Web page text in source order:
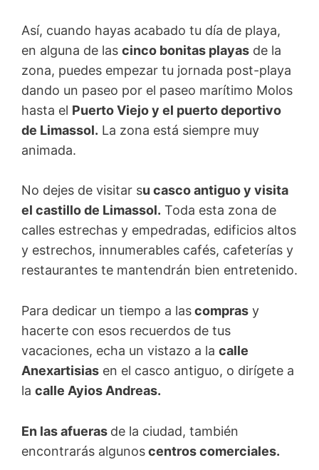
Así, cuando hayas acabado tu día de playa,
en alguna de las cinco bonitas playas de la
zona, puedes empezar tu jornada post-playa
dando un paseo por el paseo marítimo Molos
hasta el Puerto Viejo y el puerto deportivo
de Limassol. La zona está siempre muy
animada.
No dejes de visitar su casco antiguo y visita
el castillo de Limassol. Toda esta zona de
calles estrechas y empedradas, edificios altos
y estrechos, innumerables cafés, cafeterías y
restaurantes te mantendrán bien entretenido.
Para dedicar un tiempo a lascompras y
hacerte con esos recuerdos de tus
vacaciones, echa un vistazo a la calle
Anexartisias en el casco antiguo, o dirígete a
la calle Ayios Andreas.
En las afueras de la ciudad, también
encontrarás algunoscentros comerciales.